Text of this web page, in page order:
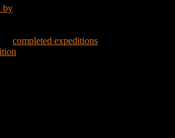
by
completed expeditions